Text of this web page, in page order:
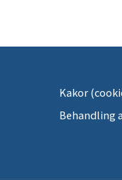
Kakor
Behandling